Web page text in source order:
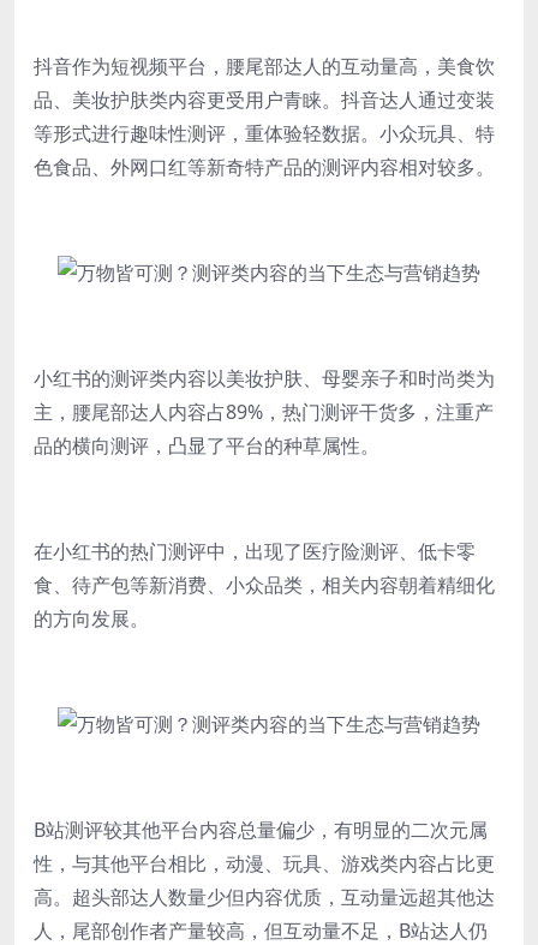
抖音作为短视频平台，腰尾部达人的互动量高，美食饮
品、美妆护肤类内容更受用户青睐。抖音达人通过变装
等形式进行趣味性测评，重体验轻数据。小众玩具、特
色食品、外网口红等新奇特产品的测评内容相对较多。
小红书的测评类内容以美妆护肤、母婴亲子和时尚类为
主，腰尾部达人内容占89%，热门测评干货多，注重产
品的横向测评，凸显了平台的种草属性。
在小红书的热门测评中，出现了医疗险测评、低卡零
食、待产包等新消费、小众品类，相关内容朝着精细化
的方向发展。
B站测评较其他平台内容总量偏少，有明显的二次元属
性，与其他平台相比，动漫、玩具、游戏类内容占比更
高。超头部达人数量少但内容优质，互动量远超其他达
人，尾部创作者产量较高，但互动量不足，B站达人仍